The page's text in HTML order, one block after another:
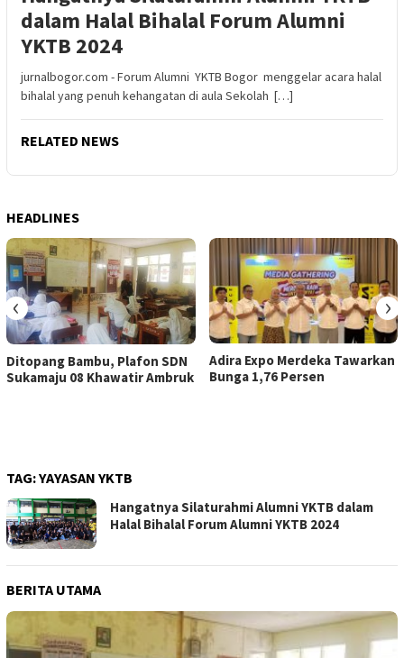
dalam Halal Bihalal Forum Alumni
YKTB 2024
jurnalbogor.com - Forum Alumni YKTB Bogor menggelar acara halal
bihalal yang penuh kehangatan di aula Sekolah […]
RELATED NEWS
HEADLINES
Ditopang Bambu, Plafon SDN
Sukamaju 08 Khawatir Ambruk
Adira Expo Merdeka Tawarkan
Bunga 1,76 Persen
‹ ›
TAG:YAYASAN YKTB
Hangatnya Silaturahmi Alumni YKTB dalam
Halal Bihalal Forum Alumni YKTB 2024
BERITA UTAMA